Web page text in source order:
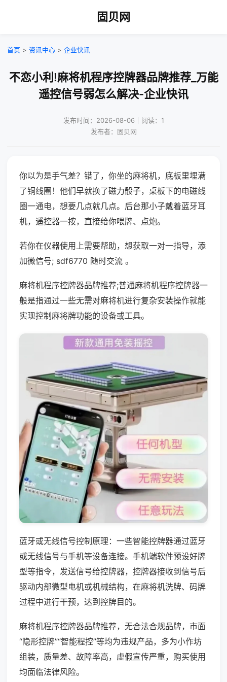
固贝网
首页 > 资讯中心 > 企业快讯
不恋小利!麻将机程序控牌器品牌推荐_万能
遥控信号弱怎么解决-企业快讯
发布时间：2026-08-06｜阅读：1
发布者：固贝网
你以为是手气差？错了，你坐的麻将机，底板里埋满
了铜线圈！他们早就换了磁力骰子，桌板下的电磁线
圈一通电，想要几点就几点。后台那小子戴着蓝牙耳
机，遥控器一按，直接给你喂牌、点炮。
若你在仪器使用上需要帮助，想获取一对一指导，添
加微信号; sdf6770 随时交流 。
麻将机程序控牌器品牌推荐;普通麻将机程序控牌器一
般是指通过一些无需对麻将机进行复杂安装操作就能
实现控制麻将牌功能的设备或工具。
蓝牙或无线信号控制原理：一些智能控牌器通过蓝牙
或无线信号与手机等设备连接。手机端软件预设好牌
型等指令，发送信号给控牌器，控牌器接收到信号后
驱动内部微型电机或机械结构，在麻将机洗牌、码牌
过程中进行干预，达到控牌目的。
麻将机程序控牌器品牌推荐，无合法合规品牌，市面
“隐形控牌”“智能程控”等均为违规产品，多为小作坊
组装，质量差、故障率高，虚假宣传严重，购买使用
均面临法律风险。